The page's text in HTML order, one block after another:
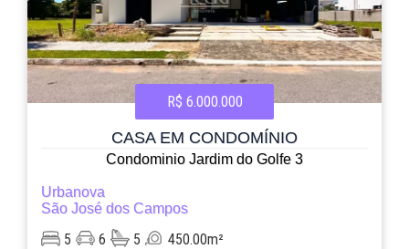
R$ 6.000.000
CASA EM CONDOMÍNIO
Condominio Jardim do Golfe 3
Urbanova
São José dos Campos
5 6 5 450.00m²